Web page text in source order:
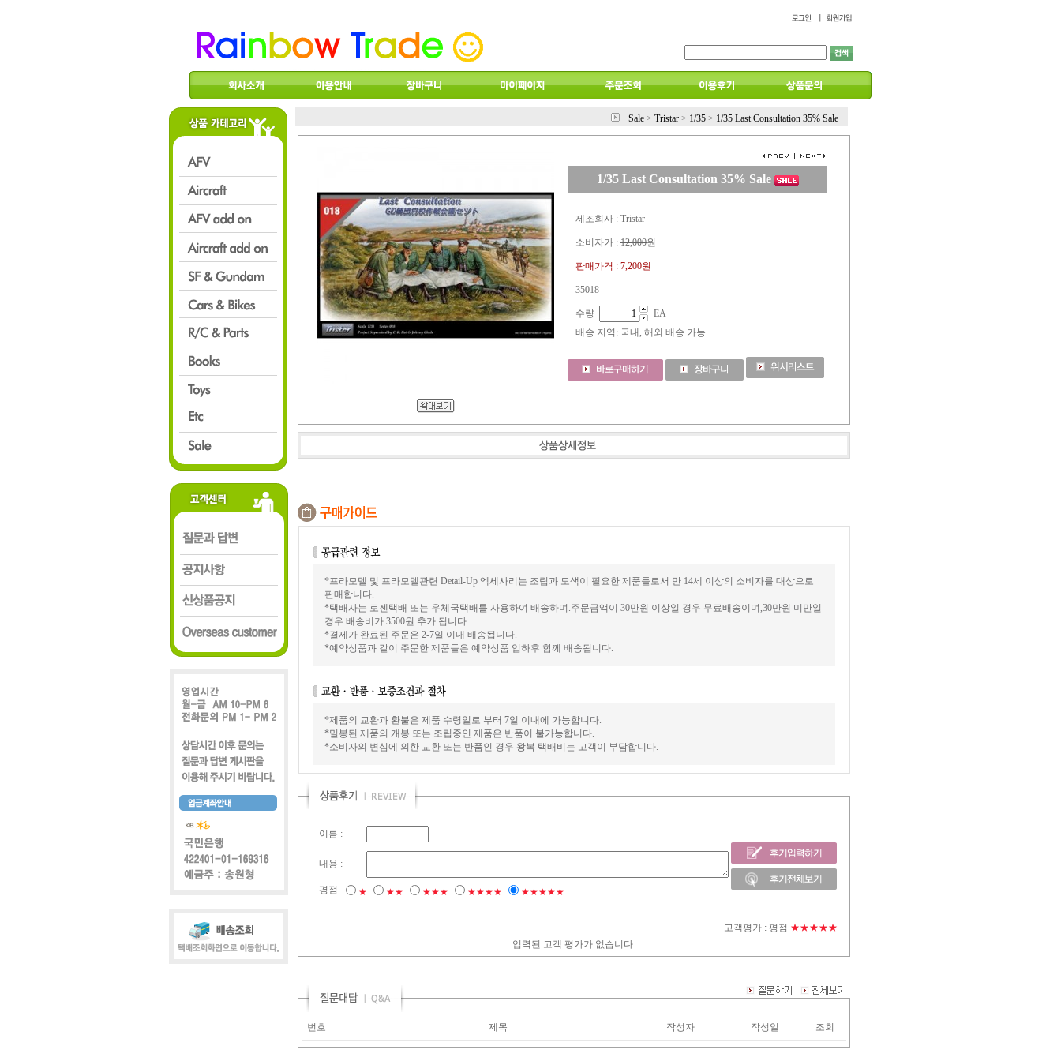
Sale > Tristar > 1/35 > 1/35 Last Consultation 35% Sale
1/35 Last Consultation 35% Sale
제조회사 : Tristar
소비자가 : 12,000원
판매가격 : 7,200원
35018
수량
EA
배송 지역 : 국내, 해외 배송 가능
*프라모델 및 프라모델관련 Detail-Up 엑세사리는 조립과 도색이 필요한 제품들로서 만 14세 이상의 소비자를 대상으로
판매합니다.
*택배사는 로젠택배 또는 우체국택배를 사용하여 배송하며.주문금액이 30만원 이상일 경우 무료배송이며,30만원 미만일
경우 배송비가 3500원 추가 됩니다.
*결제가 완료된 주문은 2-7일 이내 배송됩니다.
*예약상품과 같이 주문한 제품들은 예약상품 입하후 함께 배송됩니다.
*제품의 교환과 환불은 제품 수령일로 부터 7일 이내에 가능합니다.
*밀봉된 제품의 개봉 또는 조립중인 제품은 반품이 불가능합니다.
*소비자의 변심에 의한 교환 또는 반품인 경우 왕복 택배비는 고객이 부담합니다.
이름 :
내용 :
평점 ★ ★★ ★★★ ★★★★ ★★★★★
고객평가 : 평점 ★★★★★
입력된 고객 평가가 없습니다.
번호 제목 작성자 작성일 조회